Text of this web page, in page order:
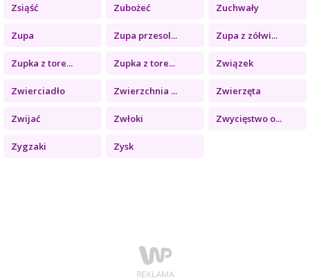
Zsiąść Zubożeć Zuchwały
Zupa Zupa przesol... Zupa z zółwi...
Zupka z tore... Zupka z tore... Związek
Zwierciadło Zwierzchnia ... Zwierzęta
Zwijać Zwłoki Zwycięstwo o...
Zygzaki Zysk